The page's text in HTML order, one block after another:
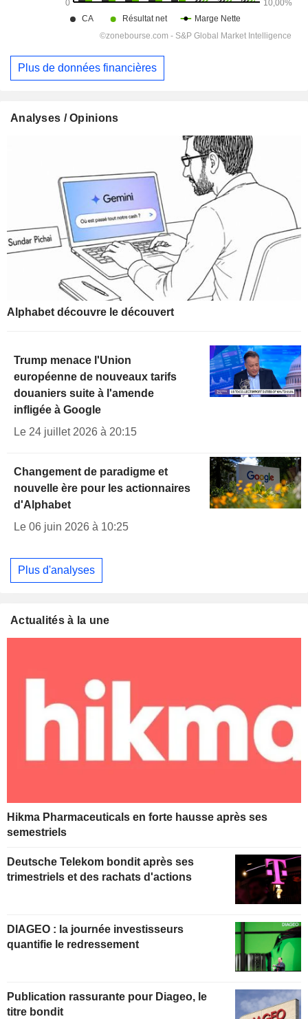
Plus de données financières
Analyses / Opinions
Alphabet découvre le découvert
Trump menace l'Union
européenne de nouveaux tarifs
douaniers suite à l'amende
infligée à Google
Le 24 juillet 2026 à 20:15
Changement de paradigme et
nouvelle ère pour les actionnaires
d'Alphabet
Le 06 juin 2026 à 10:25
Plus d'analyses
Actualités à la une
Hikma Pharmaceuticals en forte hausse après ses
semestriels
Deutsche Telekom bondit après ses
trimestriels et des rachats d'actions
DIAGEO : la journée investisseurs
quantifie le redressement
Publication rassurante pour Diageo, le
titre bondit